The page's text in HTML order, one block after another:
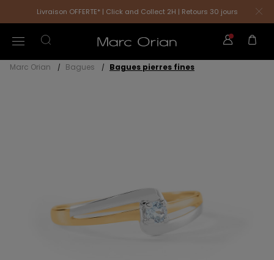
Livraison OFFERTE* | Click and Collect 2H | Retours 30 jours
Marc Orian Bagues Bagues pierres fines